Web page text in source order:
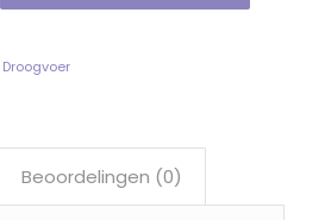
Droogvoer
Beoordelingen (0)